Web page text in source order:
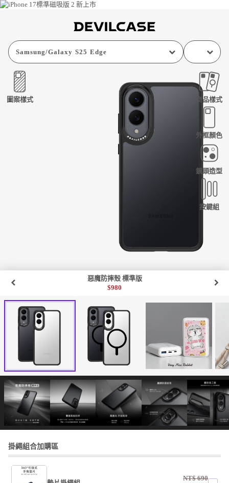
Samsung/Galaxy S25 Edge
圖案樣式 商品樣式
外框顏色
鏡頭造型
按鍵組
惡魔防摔殼 標準版
$980
掛繩組合加購區
NT$690